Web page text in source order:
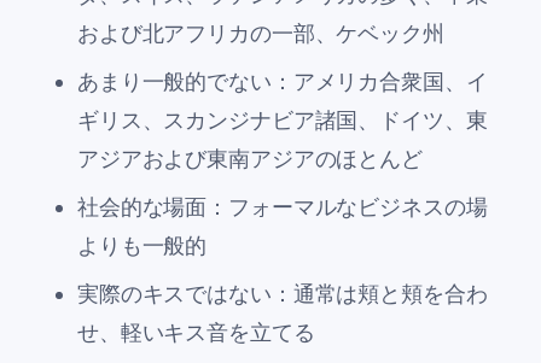
および北アフリカの一部、ケベック州
あまり一般的でない：アメリカ合衆国、イ
ギリス、スカンジナビア諸国、ドイツ、東
アジアおよび東南アジアのほとんど
社会的な場面：フォーマルなビジネスの場
よりも一般的
実際のキスではない：通常は頬と頬を合わ
せ、軽いキス音を立てる